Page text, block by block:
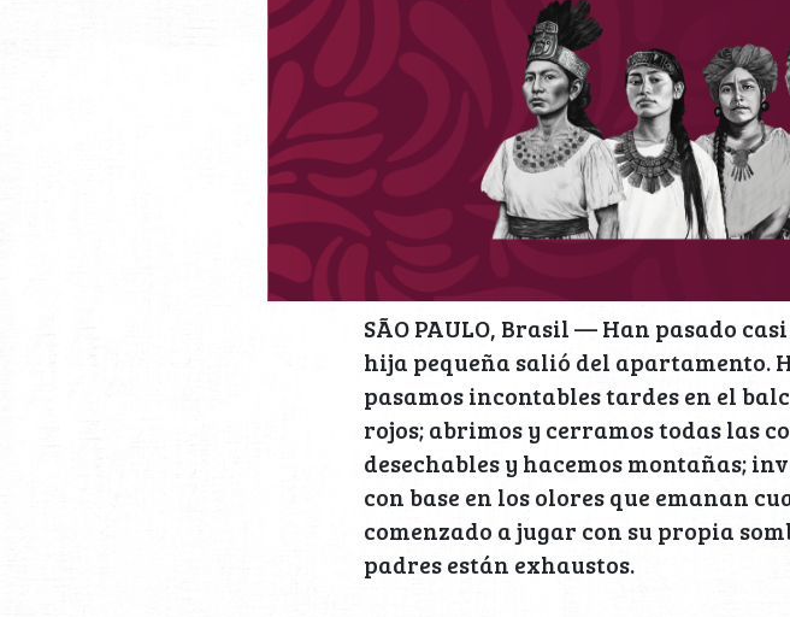
SÃO PAULO, Brasil — Han pasado
hija pequeña salió del apartamento.
pasamos incontables tardes en el
rojos; abrimos y cerramos todas las
desechables y hacemos montañas;
con base en los olores que emanan
comenzado a jugar con su propia
padres están exhaustos.